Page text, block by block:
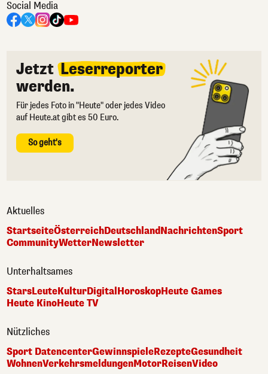
Social Media
Jetzt Leserreporter
werden.
Für jedes Foto in "Heute" oder jedes Video
auf Heute.at gibt es 50 Euro.
So geht's
Aktuelles
StartseiteÖsterreichDeutschlandNachrichtenSport
CommunityWetterNewsletter
Unterhaltsames
StarsLeuteKulturDigitalHoroskopHeute Games
Heute KinoHeute TV
Nützliches
Sport DatencenterGewinnspieleRezepteGesundheit
WohnenVerkehrsmeldungenMotorReisenVideo